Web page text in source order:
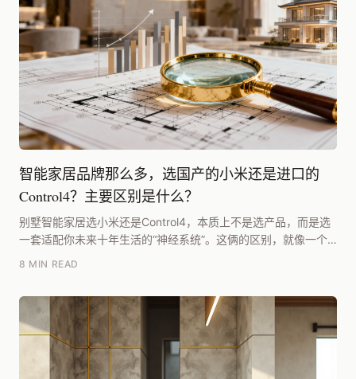
智能家居品牌那么多，选国产的小米还是进口的
Control4？主要区别是什么？
别墅智能家居选小米还是Control4，本质上不是选产品，而是选
一套适配你未来十年生活的“神经系统”。这俩的区别，就像一个
8 MIN READ